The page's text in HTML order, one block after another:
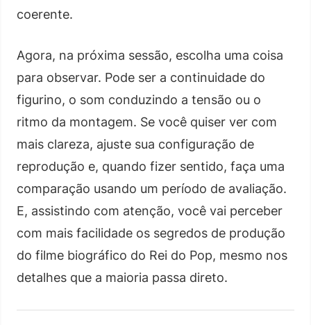
coerente.
Agora, na próxima sessão, escolha uma coisa
para observar. Pode ser a continuidade do
figurino, o som conduzindo a tensão ou o
ritmo da montagem. Se você quiser ver com
mais clareza, ajuste sua configuração de
reprodução e, quando fizer sentido, faça uma
comparação usando um período de avaliação.
E, assistindo com atenção, você vai perceber
com mais facilidade os segredos de produção
do filme biográfico do Rei do Pop, mesmo nos
detalhes que a maioria passa direto.